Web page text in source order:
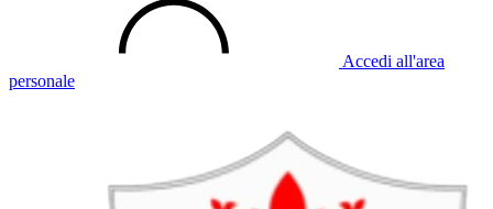
Accedi all'area
personale